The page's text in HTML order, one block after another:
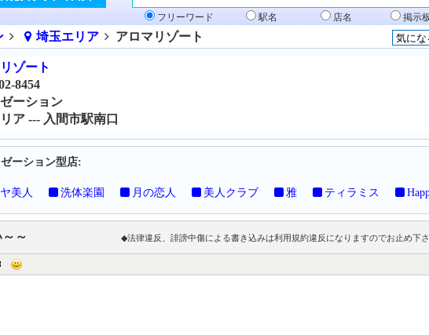
フリーワード 駅名 店名 掲示
埼玉エリア アロマリゾート
ゾート
8454
ーション
ア --- 入間市駅南口
ーション型店:
美人 洗体楽園 月の恋人 美人クラブ 雅 ティラミス
～ ◆法律違反、誹謗中傷による書き込みは利用規約違反になりますのでお止め下さ